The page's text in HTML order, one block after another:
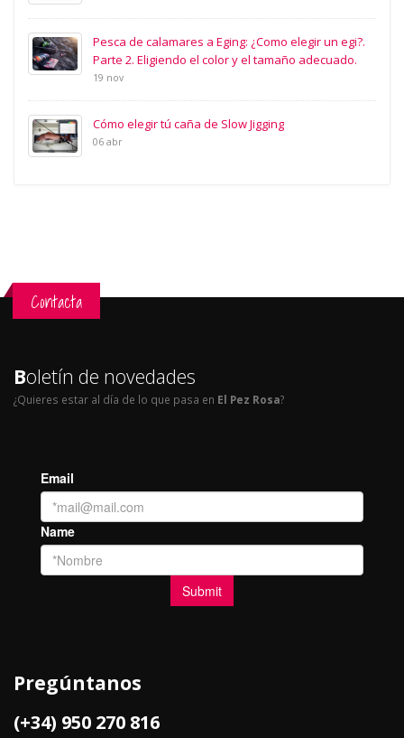
Pesca de calamares a Eging: ¿Como elegir un egi?.
Parte 2. Eligiendo el color y el tamaño adecuado.
19 nov
Cómo elegir tú caña de Slow Jigging
06 abr
Contacta
Boletín de novedades
¿Quieres estar al día de lo que pasa en El Pez Rosa?
Pregúntanos
(+34) 950 270 816